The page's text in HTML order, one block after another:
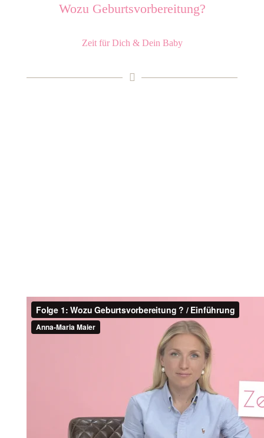
Wozu Geburtsvorbereitung?
Zeit für Dich & Dein Baby